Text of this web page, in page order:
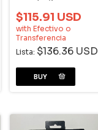
$115.91 USD
with Efectivo o
Transferencia
Lista: $136.36 USD